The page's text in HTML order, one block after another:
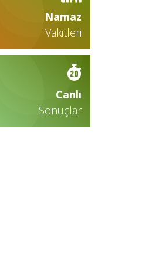
Namaz
Vakitleri
Canlı
Sonuçlar